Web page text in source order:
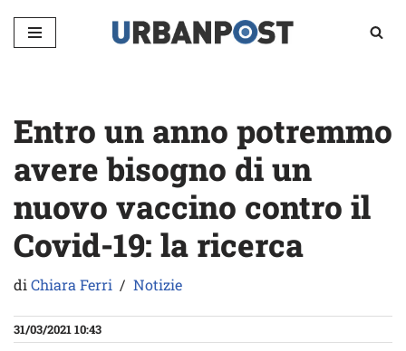
Vai
Entro un anno potremmo
avere bisogno di un
nuovo vaccino contro il
Covid-19: la ricerca
diChiara Ferri Notizie
31/03/2021 10:43